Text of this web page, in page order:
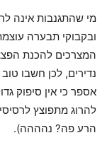
מי שהתגנבות אינה
ובקבוקי תבערה
המצרכים להכנת
נדירים, לכן חשבו
אספר כי אין סיפוק
להרוג מתפוצץ
הרע פה? נהההה).